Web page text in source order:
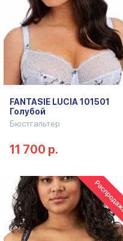
FANTASIE LUCIA 101501
Голубой
Бюстгальтер
11 700 р.